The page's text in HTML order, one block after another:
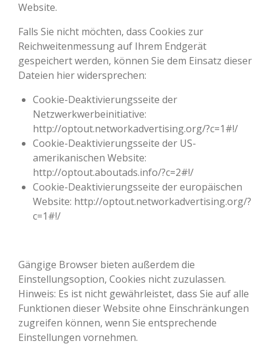
Website.
Falls Sie nicht möchten, dass Cookies zur
Reichweitenmessung auf Ihrem Endgerät
gespeichert werden, können Sie dem Einsatz dieser
Dateien hier widersprechen:
Cookie-Deaktivierungsseite der
Netzwerkwerbeinitiative:
http://optout.networkadvertising.org/?c=1#!/
Cookie-Deaktivierungsseite der US-
amerikanischen Website:
http://optout.aboutads.info/?c=2#!/
Cookie-Deaktivierungsseite der europäischen
Website: http://optout.networkadvertising.org/?
c=1#!/
Gängige Browser bieten außerdem die
Einstellungsoption, Cookies nicht zuzulassen.
Hinweis: Es ist nicht gewährleistet, dass Sie auf alle
Funktionen dieser Website ohne Einschränkungen
zugreifen können, wenn Sie entsprechende
Einstellungen vornehmen.